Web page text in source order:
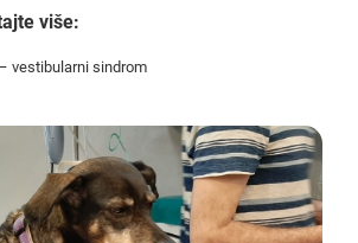
više:
vestibularni sindrom